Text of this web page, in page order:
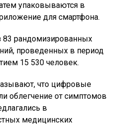
упаковываются в
для смартфона.
83 рандомизированных
проведенных в период
15 530 человек.
что цифровые
облегчение от симптомов
в
медицинских